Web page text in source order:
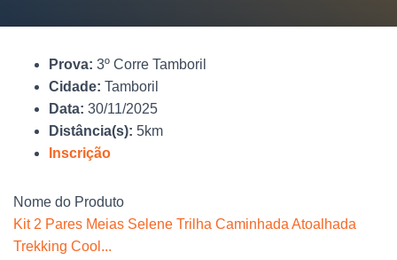
Prova: 3º Corre Tamboril
Cidade: Tamboril
Data: 30/11/2025
Distância(s): 5km
Inscrição
Nome do Produto
Kit 2 Pares Meias Selene Trilha Caminhada Atoalhada
Trekking Cool...